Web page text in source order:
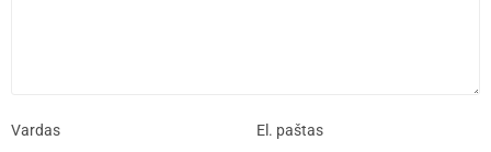
Vardas El. paštas